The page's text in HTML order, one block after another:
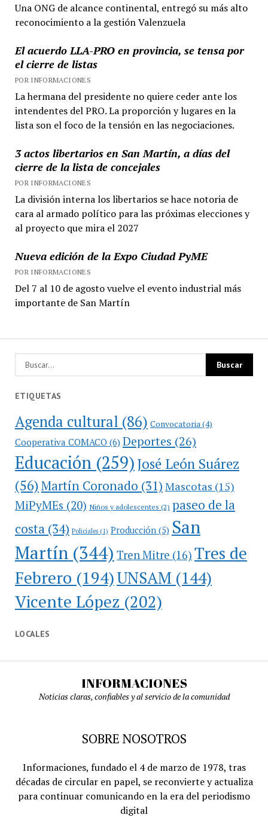
Una ONG de alcance continental, entregó su más alto
reconocimiento a la gestión Valenzuela
El acuerdo LLA-PRO en provincia, se tensa por
el cierre de listas
POR INFORMACIONES
La hermana del presidente no quiere ceder ante los
intendentes del PRO. La proporción y lugares en la
lista son el foco de la tensión en las negociaciones.
3 actos libertarios en San Martín, a días del
cierre de la lista de concejales
POR INFORMACIONES
La división interna los libertarios se hace notoria de
cara al armado político para las próximas elecciones y
al proyecto que mira el 2027
Nueva edición de la Expo Ciudad PyME
POR INFORMACIONES
Del 7 al 10 de agosto vuelve el evento industrial más
importante de San Martín
ETIQUETAS
Agenda cultural (86) Convocatoria (4)
Cooperativa COMACO(6) Deportes (26)
Educación(259)José León Suárez
(56)Martín Coronado (31) Mascotas (15)
MiPyMEs (20) Niños y adolescentes (2) paseo de la
costa(34) Policiales(1) Producción(5) San
Martín(344) Tren Mitre (16) Tres de
Febrero (194)UNSAM (144)
Vicente López (202)
LOCALES
INFORMACIONES
Noticias claras, confiables y al servicio de la comunidad
SOBRE NOSOTROS
Informaciones, fundado el 4 de marzo de 1978, tras
décadas de circular en papel, se reconvierte y actualiza
para continuar comunicando en la era del periodismo
digital